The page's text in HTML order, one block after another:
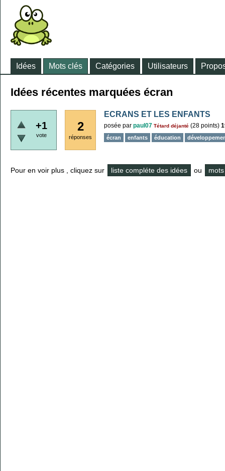
Idées Mots clés Catégories Utilisateurs
Idées récentes marquées écran
+1
vote
2
réponses
ECRANS ET LES ENFANTS
posée par paul07 Tétard déjanté (28 points)
écran enfants éducation
Pour en voir plus , cliquez sur liste compléte des idées ou